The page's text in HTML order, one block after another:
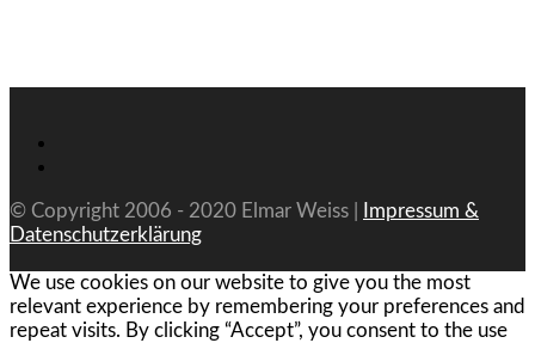
© Copyright 2006 - 2020 Elmar Weiss |
Impressum &
Datenschutzerklärung
We use cookies on our website to give you the most
relevant experience by remembering your preferences and
repeat visits. By clicking “Accept”, you consent to the use